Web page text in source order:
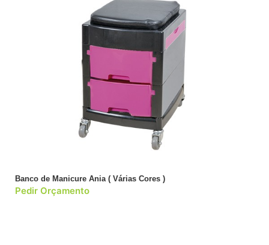
Banco de Manicure Ania ( Várias Cores )
Pedir Orçamento